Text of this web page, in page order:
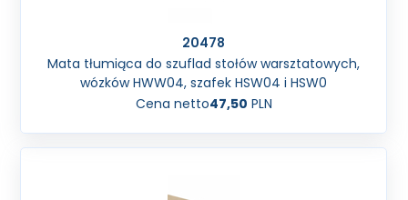
20478
Mata tłumiąca do szuflad stołów warsztatowych,
wózków HWW04, szafek HSW04 i HSW0
Cena netto47,50 PLN